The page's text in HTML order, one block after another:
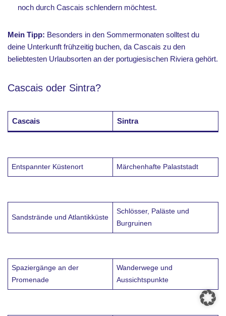
noch durch Cascais schlendern möchtest.
Mein Tipp: Besonders in den Sommermonaten solltest du
deine Unterkunft frühzeitig buchen, da Cascais zu den
beliebtesten Urlaubsorten an der portugiesischen Riviera gehört.
Cascais oder Sintra?
Cascais Sintra
Entspannter Küstenort Märchenhafte Palaststadt
Sandstrände und Atlantikküste
Schlösser, Paläste und
Burgruinen
Spaziergänge an der
Promenade
Wanderwege und
Aussichtspunkte